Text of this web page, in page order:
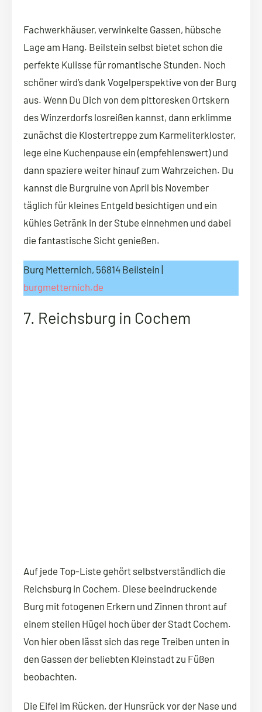
Fachwerkhäuser, verwinkelte Gassen, hübsche
Lage am Hang. Beilstein selbst bietet schon die
perfekte Kulisse für romantische Stunden. Noch
schöner wird’s dank Vogelperspektive von der Burg
aus. Wenn Du Dich von dem pittoresken Ortskern
des Winzerdorfs losreißen kannst, dann erklimme
zunächst die Klostertreppe zum Karmeliterkloster,
lege eine Kuchenpause ein (empfehlenswert) und
dann spaziere weiter hinauf zum Wahrzeichen. Du
kannst die Burgruine von April bis November
täglich für kleines Entgeld besichtigen und ein
kühles Getränk in der Stube einnehmen und dabei
die fantastische Sicht genießen.
Burg Metternich, 56814 Beilstein |
burgmetternich.de
7. Reichsburg in Cochem
Auf jede Top-Liste gehört selbstverständlich die
Reichsburg in Cochem. Diese beeindruckende
Burg mit fotogenen Erkern und Zinnen thront auf
einem steilen Hügel hoch über der Stadt Cochem.
Von hier oben lässt sich das rege Treiben unten in
den Gassen der beliebten Kleinstadt zu Füßen
beobachten.
Die Eifel im Rücken, der Hunsrück vor der Nase und